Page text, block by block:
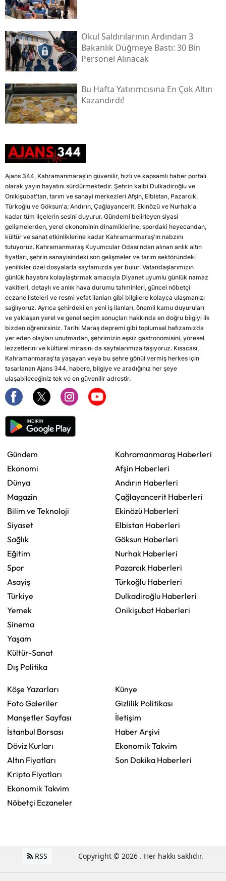
Okul Saldırılarının Ardından 3
Bakanlık Düğmeye Bastı: 30 Bin
Personel Alınacak
Bu Hafta Yatırımcısına En Çok Altın
Kazandırdı!
Ajans 344, Kahramanmaraş'ın güvenilir, hızlı ve kapsamlı haber portalı
olarak yayın hayatını sürdürmektedir. Şehrin kalbi Dulkadiroğlu ve
Onikişubat'tan, tarım ve sanayi merkezleri Afşin, Elbistan, Pazarcık,
Türkoğlu ve Göksun'a; Andırın, Çağlayancerit, Ekinözü ve Nurhak'a
kadar tüm ilçelerin sesini duyurur. Gündemi belirleyen siyasi
gelişmelerden, yerel ekonominin dinamiklerine, spordaki heyecandan,
kültür ve sanat etkinliklerine kadar Kahramanmaraş'ın nabzını
tutuyoruz. Kahramanmaraş Kuyumcular Odası'ndan alınan anlık altın
fiyatları, şehrin sanayisindeki son gelişmeler ve tarım sektöründeki
yenilikler özel dosyalarla sayfamızda yer bulur. Vatandaşlarımızın
günlük hayatını kolaylaştırmak amacıyla Diyanet uyumlu günlük namaz
vakitleri, detaylı ve anlık hava durumu tahminleri, güncel nöbetçi
eczane listeleri ve resmi vefat ilanları gibi bilgilere kolayca ulaşmanızı
sağlıyoruz. Ayrıca şehirdeki en yeni iş ilanları, önemli kamu duyuruları
ve yaklaşan yerel ve genel seçim sonuçları hakkında en doğru bilgiyi ilk
bizden öğrenirsiniz. Tarihi Maraş depremi gibi toplumsal hafızamızda
yer eden olayları unutmadan, şehrimizin eşsiz gastronomisini, yöresel
lezzetlerini ve kültürel mirasını da sayfalarımıza taşıyoruz. Kısacası,
Kahramanmaraş'ta yaşayan veya bu şehre gönül vermiş herkes için
tasarlanan Ajans 344, habere, bilgiye ve aradığınız her şeye
ulaşabileceğiniz tek ve en güvenilir adrestir.
Gündem
Ekonomi
Dünya
Magazin
Bilim ve Teknoloji
Siyaset
Sağlık
Eğitim
Spor
Asayiş
Türkiye
Yemek
Sinema
Yaşam
Kültür-Sanat
Dış Politika
Kahramanmaraş Haberleri
Afşin Haberleri
Andırın Haberleri
Çağlayancerit Haberleri
Ekinözü Haberleri
Elbistan Haberleri
Göksun Haberleri
Nurhak Haberleri
Pazarcık Haberleri
Türkoğlu Haberleri
Dulkadiroğlu Haberleri
Onikişubat Haberleri
Köşe Yazarları
Foto Galeriler
Manşetler Sayfası
İstanbul Borsası
Döviz Kurları
Altın Fiyatları
Kripto Fiyatları
Ekonomik Takvim
Nöbetçi Eczaneler
Künye
Gizlilik Politikası
İletişim
Haber Arşivi
Ekonomik Takvim
Son Dakika Haberleri
RSS Copyright © 2026 . Her hakkı saklıdır.